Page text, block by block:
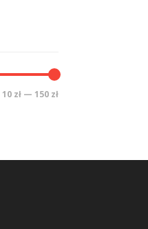
10 zł — 150 zł